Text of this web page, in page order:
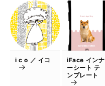
i c o ／ イコ
iFace インナ
ーシート テ
ンプレート